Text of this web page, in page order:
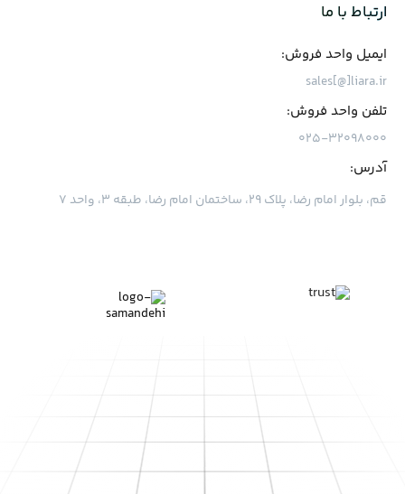
ارتباط با ما
ایمیل واحد فروش:
sales[@]liara.ir
تلفن واحد فروش:
۰۲۵-۳۲۰۹۸۰۰۰
آدرس:
قم، بلوار امام رضا، پلاک ۲۹، ساختمان امام رضا، طبقه ۳، واحد ۷